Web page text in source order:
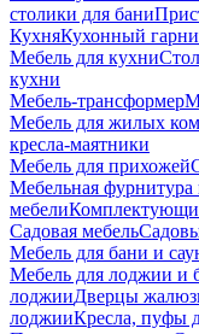
столики для бани
КухняКухонный
Мебель для кухни
кухни
Мебель-трансформер
Мебель для жилых
кресла-маятники
Мебель для прихожей
Мебельная фурнитура
мебели
Садовая мебель
Мебель для бани и
Мебель для лоджии и
лоджииДверцы
лоджииКресла, пуфы